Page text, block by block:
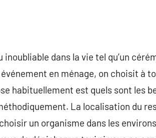
inoubliable dans la vie tel qu’un
en ménage, on choisit à
habituellement est quels sont les
La localisation du
un organisme dans les